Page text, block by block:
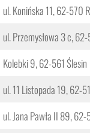
ul. Konińska 11, 62-570
ul. Przemysłowa 3 c,
Kolebki 9, 62-561 Ślesin
ul. 11 Listopada 19, 62-
ul. Jana Pawła II 89, 62-